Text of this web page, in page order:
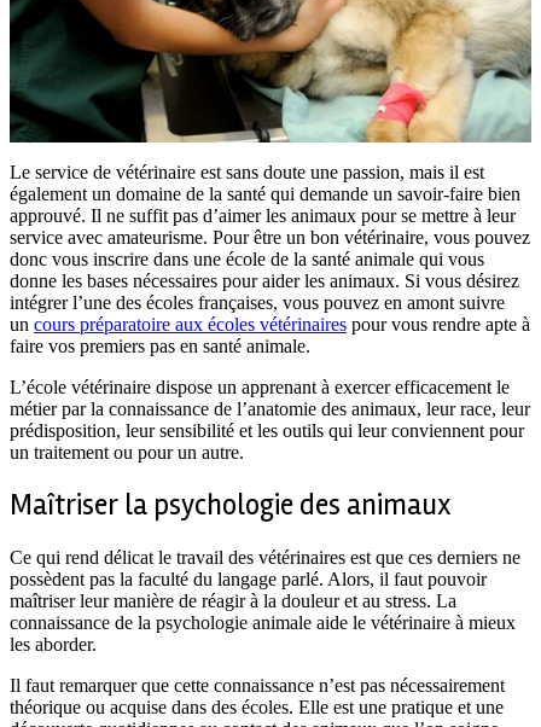
Le service de vétérinaire est sans doute une passion, mais il est
également un domaine de la santé qui demande un savoir-faire bien
approuvé. Il ne suffit pas d’aimer les animaux pour se mettre à leur
service avec amateurisme. Pour être un bon vétérinaire, vous pouvez
donc vous inscrire dans une école de la santé animale qui vous
donne les bases nécessaires pour aider les animaux. Si vous désirez
intégrer l’une des écoles françaises, vous pouvez en amont suivre
un cours préparatoire aux écoles vétérinaires pour vous rendre apte à
faire vos premiers pas en santé animale.
L’école vétérinaire dispose un apprenant à exercer efficacement le
métier par la connaissance de l’anatomie des animaux, leur race, leur
prédisposition, leur sensibilité et les outils qui leur conviennent pour
un traitement ou pour un autre.
Maîtriser la psychologie des animaux
Ce qui rend délicat le travail des vétérinaires est que ces derniers ne
possèdent pas la faculté du langage parlé. Alors, il faut pouvoir
maîtriser leur manière de réagir à la douleur et au stress. La
connaissance de la psychologie animale aide le vétérinaire à mieux
les aborder.
Il faut remarquer que cette connaissance n’est pas nécessairement
théorique ou acquise dans des écoles. Elle est une pratique et une